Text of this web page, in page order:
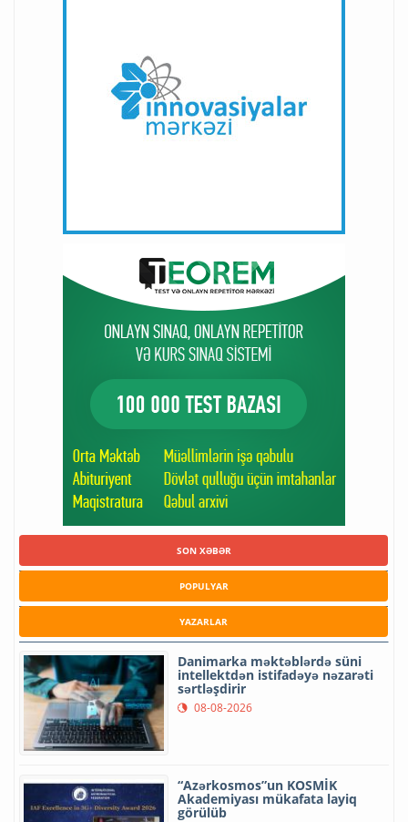
SON XƏBƏR
POPULYAR
YAZARLAR
Danimarka məktəblərdə süni
intellektdən istifadəyə nəzarəti
sərtləşdirir
08-08-2026
“Azərkosmos”un KOSMİK
Akademiyası mükafata layiq
görülüb